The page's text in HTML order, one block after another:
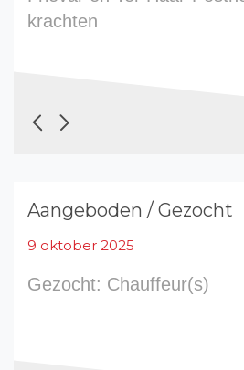
krachten
Aangeboden / Gezocht
9 oktober 2025
Gezocht: Chauffeur(s)